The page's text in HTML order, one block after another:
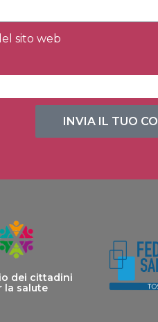
sito web
INVIA IL TUO
dei cittadini
la salute